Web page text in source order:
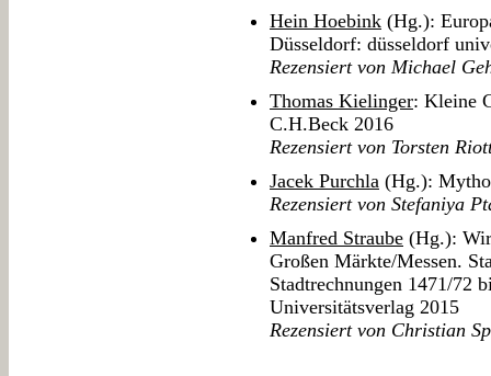
Hein Hoebink (Hg.):
Düsseldorf: düsseldorf
Rezensiert von Michael
Thomas Kielinger: Kleine
C.H.Beck 2016
Rezensiert von Torsten
Jacek Purchla (Hg.):
Rezensiert von Stefaniya
Manfred Straube (Hg.):
Großen Märkte/Messen.
Stadtrechnungen 1471/72
Universitätsverlag 2015
Rezensiert von Christian